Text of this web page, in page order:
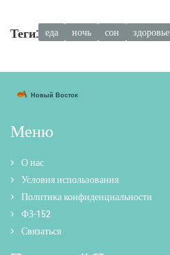
Теги: еда ночь сон здоровье
Меню
О нас
Условия использования
Политика конфиденциальности
ФЗ-152
Связаться